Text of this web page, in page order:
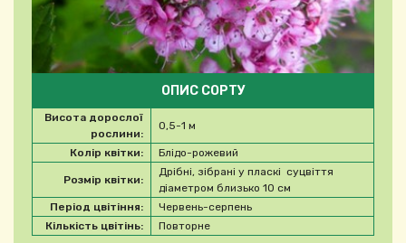
ОПИС СОРТУ
Висота дорослої
рослини:
0,5-1 м
Колір квітки: Блідо-рожевий
Розмір квітки:
Дрібні, зібрані у пласкі суцвіття
діаметром близько 10 см
Період цвітіння:
Червень-серпень
Кількість цвітінь:
Повторне